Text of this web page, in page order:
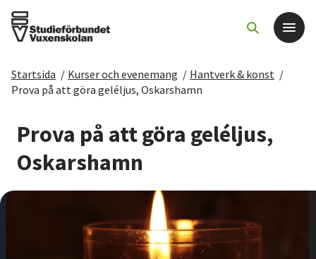
Det här gör vi
För dig som
Sök kurser och evenemang
Starta studiecirkel
Startsida / Kurser och evenemang / Hantverk & konst /
Prova på att göra geléljus, Oskarshamn
Prova på att göra geléljus,
Oskarshamn